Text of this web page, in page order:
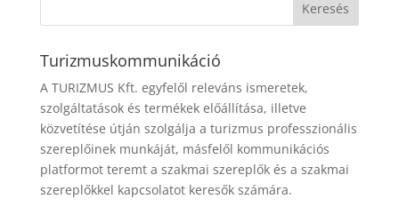
Turizmuskommunikáció
A TURIZMUS Kft. egyfelől releváns ismeretek,
szolgáltatások és termékek előállítása, illetve
közvetítése útján szolgálja a turizmus professzionális
szereplőinek munkáját, másfelől kommunikációs
platformot teremt a szakmai szereplők és a szakmai
szereplőkkel kapcsolatot keresők számára.